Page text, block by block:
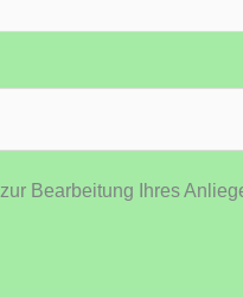
Bearbeitung Ihres